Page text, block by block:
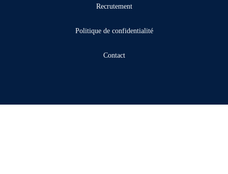
Recrutement
Politique de confidentialité
Contact